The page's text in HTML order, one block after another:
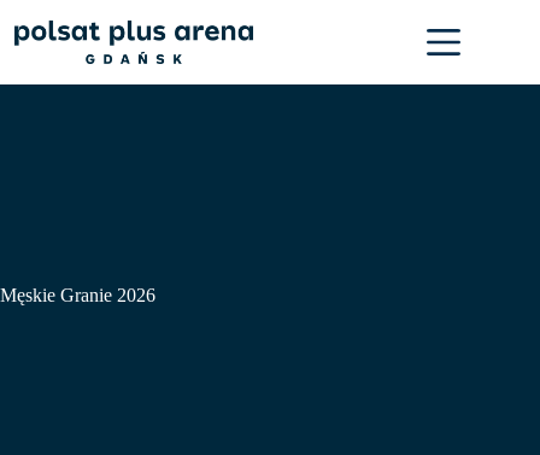
do
treści
Męskie Granie 2026